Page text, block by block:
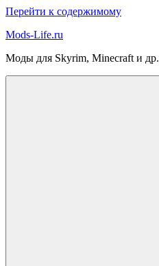
Перейти к содержимому
Mods-Life.ru
Моды для Skyrim, Minecraft и др.